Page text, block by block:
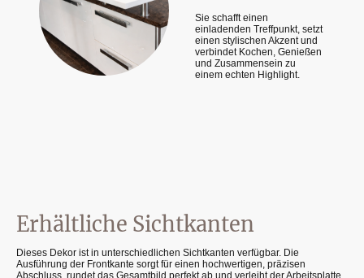
Sie schafft einen
einladenden Treffpunkt, setzt
einen stylischen Akzent und
verbindet Kochen, Genießen
und Zusammensein zu
einem echten Highlight.
Erhältliche Sichtkanten
Dieses Dekor ist in unterschiedlichen Sichtkanten verfügbar. Die
Ausführung der Frontkante sorgt für einen hochwertigen, präzisen
Abschluss, rundet das Gesamtbild perfekt ab und verleiht der Arbeitsplatte